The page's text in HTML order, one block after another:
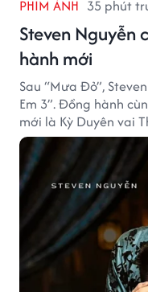
PHIM ẢNH 35 phút
Steven Nguyễn
hành mới
Sau “Mưa Đỏ”,
Em 3”. Đồng hành
mới là Kỳ Duyên vai
hợp nhiều bất ngờ.